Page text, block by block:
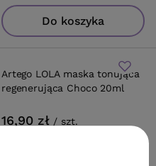
Do koszyka
Artego LOLA maska tonująca
regenerująca Choco 20ml
16,90 zł / szt.